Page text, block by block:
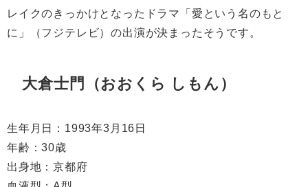
レイクのきっかけとなったドラマ「愛という名のもと
に」（フジテレビ）の出演が決まったそうです。
大倉士門（おおくら しもん）
生年月日： 1993年3 月 16 日
年齢：30歳
出身地：京都府